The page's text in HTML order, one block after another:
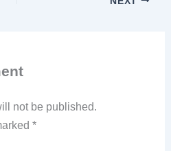
not be published.
*